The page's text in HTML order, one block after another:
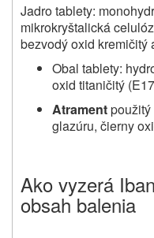
Jadro tablety:
mikrokryštalická
bezvodý oxid kremičitý
Obal tablety:
oxid titaničitý
Atrament
glazúru, čierny
Ako vyzerá
obsah balenia